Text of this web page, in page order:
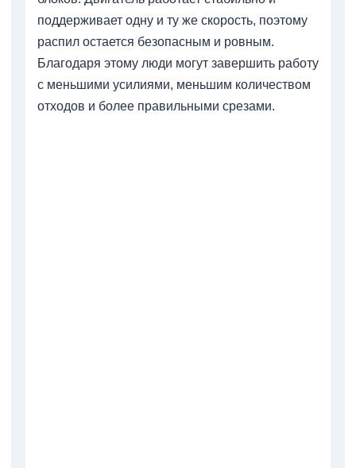
поддерживает одну и ту же скорость, поэтому
распил остается безопасным и ровным.
Благодаря этому люди могут завершить работу
с меньшими усилиями, меньшим количеством
отходов и более правильными срезами.